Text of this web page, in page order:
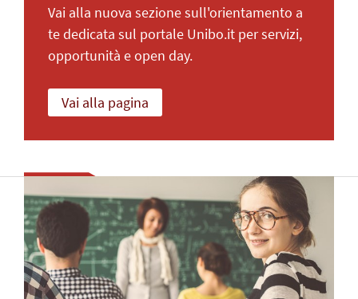
Vai alla nuova sezione sull'orientamento a
te dedicata sul portale Unibo.it per servizi,
opportunità e open day.
Vai alla pagina